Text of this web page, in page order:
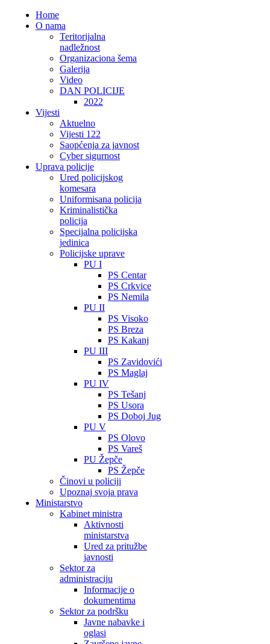
Home
O nama
Teritorijalna
nadležnost
Organizaciona šema
Galerija
Video
DAN POLICIJE
2022
Vijesti
Aktuelno
Vijesti 122
Saopćenja za javnost
Cyber sigurnost
Uprava policije
Ured policijskog
komesara
Uniformisana policija
Kriminalistička
policija
Specijalna policijska
jedinica
Policijske uprave
PU I
PS Centar
PS Crkvice
PS Nemila
PU II
PS Visoko
PS Breza
PS Kakanj
PU III
PS Zavidovići
PS Maglaj
PU IV
PS Tešanj
PS Usora
PS Doboj Jug
PU V
PS Olovo
PS Vareš
PU Žepče
PS Žepče
Činovi u policiji
Upoznaj svoja prava
Ministarstvo
Kabinet ministra
Aktivnosti
ministarstva
Ured za pritužbe
javnosti
Sektor za
administraciju
Informacije o
dokumentima
Sektor za podršku
Javne nabavke i
oglasi